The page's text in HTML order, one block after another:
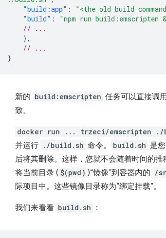
"build:app" : "<the old build
"build" : "npm run build:emscripten
// ...
},
// ...
}
新的 build:emscripten 任务可以直接调
致。
docker run ... trzeci/emscripten ./
并运行 ./build.sh 命令。 build.sh 是
后将其删除。这样，您就不会随着时间的推
将当前目录 ( $(pwd) )“镜像”到容器内的 /
际项目中。这些镜像目录称为“绑定挂载”。
我们来看看 build.sh ：